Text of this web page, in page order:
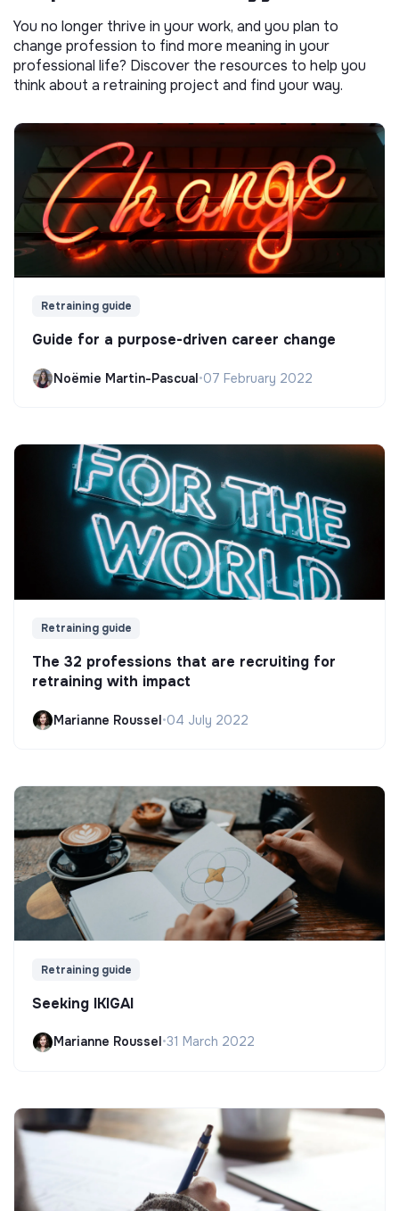
You no longer thrive in your work, and you plan to
change profession to find more meaning in your
professional life? Discover the resources to help you
think about a retraining project and find your way.
Retraining guide
Guide for a purpose-driven career change
Noëmie Martin-Pascual•07 February 2022
Retraining guide
The 32 professions that are recruiting for
retraining with impact
Marianne Roussel•04 July 2022
Retraining guide
Seeking IKIGAI
Marianne Roussel•31 March 2022